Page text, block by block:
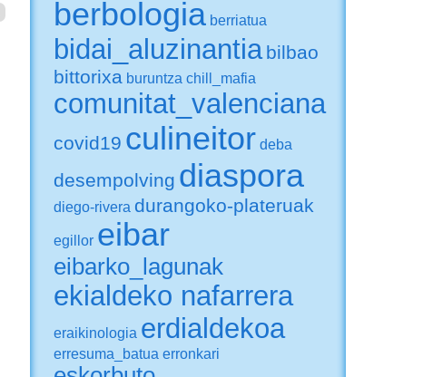
berbologia berriatua
bidai_aluzinantia bilbao
bittorixa buruntza chill_mafia
comunitat_valenciana
covid19 culineitor deba
desempolving diaspora
diego-rivera durangoko-plateruak
egillor eibar
eibarko_lagunak
ekialdeko nafarrera
eraikinologia erdialdekoa
erresuma_batua erronkari